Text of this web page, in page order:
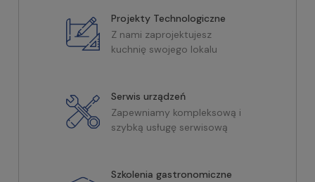
Projekty Technologiczne
Z nami zaprojektujesz
kuchnię swojego lokalu
Serwis urządzeń
Zapewniamy kompleksową i
szybką usługę serwisową
Szkolenia gastronomiczne